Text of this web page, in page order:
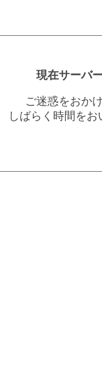
現在サーバ
ご迷惑をおか
しばらく時間を